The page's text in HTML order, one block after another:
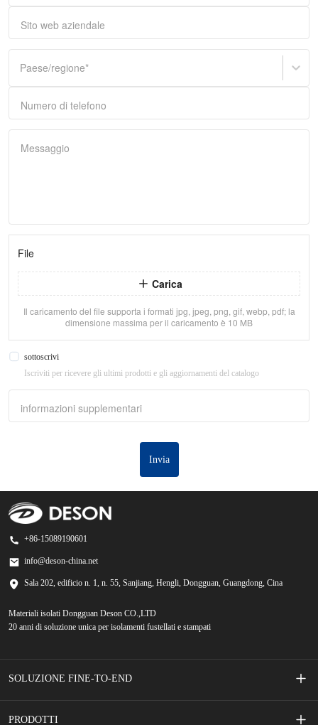
Sito web aziendale
Paese/regione*
Numero di telefono
Messaggio
File
Carica
Il caricamento del file supporta i formati jpg, jpeg, png, gif, webp, pdf; la
dimensione massima per il caricamento è 10 MB
sottoscrivi
Iscriviti per ricevere gli ultimi prodotti e gli aggiornamenti del catalogo
informazioni supplementari
Invia
+86-15089190601
info@deson-china.net
Sala 202, edificio n. 1, n. 55, Sanjiang, Hengli, Dongguan, Guangdong, Cina
Materiali isolati Dongguan Deson CO.,LTD
20 anni di soluzione unica per isolamenti fustellati e stampati
SOLUZIONE FINE-TO-END
Interruttori a membrana serigrafati
PRODOTTI